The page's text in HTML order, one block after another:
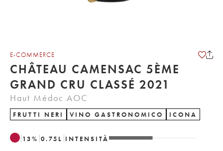
E-COMMERCE
CHÂTEAU CAMENSAC 5ÈME
GRAND CRU CLASSÉ 2021
Haut Médoc AOC
FRUTTI NERI VINO GASTRONOMICO ICONA
13% 0.75 L INTENSITÀ